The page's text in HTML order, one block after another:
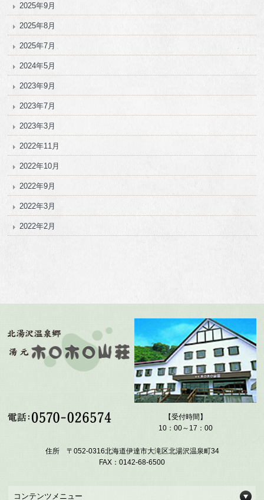
2025年9月
2025年8月
2025年7月
2024年5月
2023年9月
2023年7月
2023年3月
2022年11月
2022年10月
2022年9月
2022年3月
2022年2月
【受付時間】
10：00～17：00
住所 〒052-0316北海道伊達市大滝区北湯沢温泉町34
FAX：0142-68-6500
コンテンツメニュー